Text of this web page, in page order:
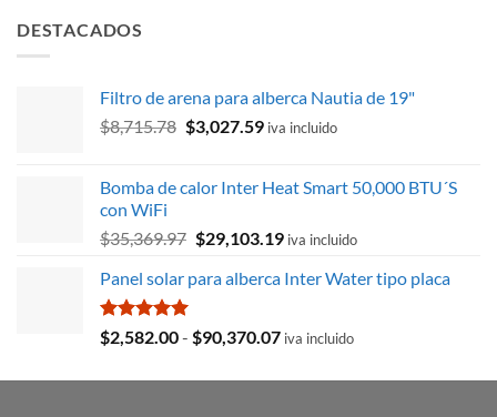
DESTACADOS
Filtro de arena para alberca Nautia de 19"
$8,715.78 El
era:
$3,027.59El
es:
iva incluido
Bomba de calor Inter Heat Smart 50,000 BTU´S
con WiFi
$35,369.97 El
original
$35,369.97.
$29,103.19El
actual
$29,103.19.
iva incluido
Panel solar para alberca Inter Water tipo placa
Valorado
con
$2,582.00- $90,370.07Rango
precios:
iva incluido